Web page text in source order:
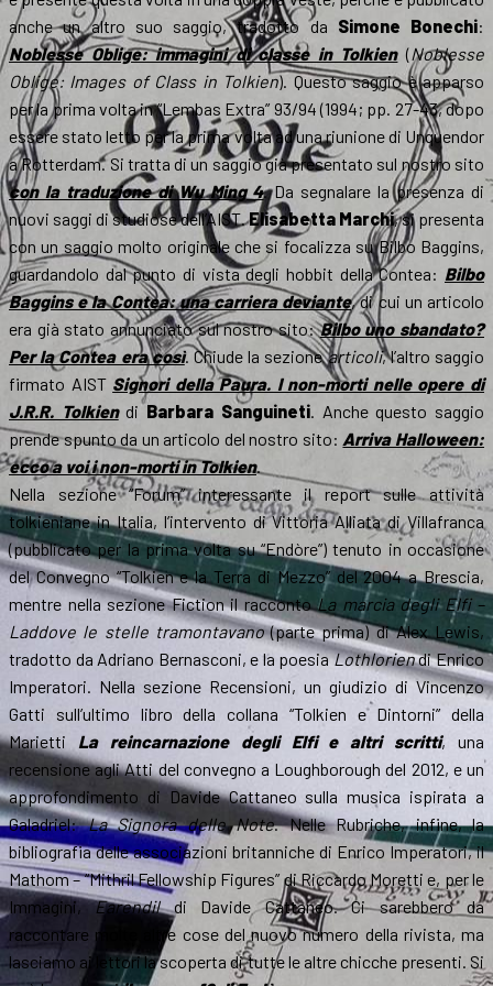
anche un altro suo saggio, tradotto da Simone Bonechi:
Noblesse Oblige: immagini di classe in Tolkien(Noblesse
Oblige: Images of Class in Tolkien). Questo saggio è apparso
per la prima volta in “Lembas Extra” 93/94 (1994; pp. 27-43, dopo
essere stato letto per la prima volta ad una riunione di Unquendor
a Rotterdam. Si tratta di un saggio già presentato sul nostro sito
con la traduzione di Wu Ming 4. Da segnalare la presenza di
nuovi saggi di studiose dell’AIST.Elisabetta Marchi, si presenta
con un saggio molto originale che si focalizza su Bilbo Baggins,
guardandolo dal punto di vista degli hobbit della Contea: Bilbo
Baggins e la Contea: una carriera deviante, di cui un articolo
era già stato annunciato sul nostro sito:Bilbo uno sbandato?
Per la Contea era così. Chiude la sezionearticoli, l’altro saggio
firmato AIST Signori della Paura. I non-morti nelle opere di
J.R.R. Tolkiendi Barbara Sanguineti. Anche questo saggio
prende spunto da un articolo del nostro sito: Arriva Halloween:
ecco a voi i non-morti in Tolkien.
Nella sezione “Forum” interessante il report sulle attività
tolkieniane in Italia, l’intervento di Vittoria Alliata di Villafranca
(pubblicato per la prima volta su “Endòre”) tenuto in occasione
del Convegno “Tolkien e la Terra di Mezzo” del 2004 a Brescia,
mentre nella sezione Fiction il raccontoLa marcia degli Elfi –
Laddove le stelle tramontavano(parte prima) di Alex Lewis,
tradotto da Adriano Bernasconi, e la poesiaLothloriendi Enrico
Imperatori. Nella sezione Recensioni, un giudizio di Vincenzo
Gatti sull’ultimo libro della collana “Tolkien e Dintorni” della
Marietti La reincarnazione degli Elfi e altri scritti, una
recensione agli Atti del convegno a Loughborough del 2012, e un
approfondimento di Davide Cattaneo sulla musica ispirata a
Galadriel:La Signora delle Note. Nelle Rubriche, infine, la
bibliografia delle associazioni britanniche di Enrico Imperatori, il
Mathom – “Mithril Fellowship Figures” di Riccardo Moretti e, per le
Immagini,Earendildi Davide Cattaneo. Ci sarebbero da
raccontare molte altre cose del nuovo numero della rivista, ma
lasciamo ai lettori la scoperta di tutte le altre chicche presenti. Si